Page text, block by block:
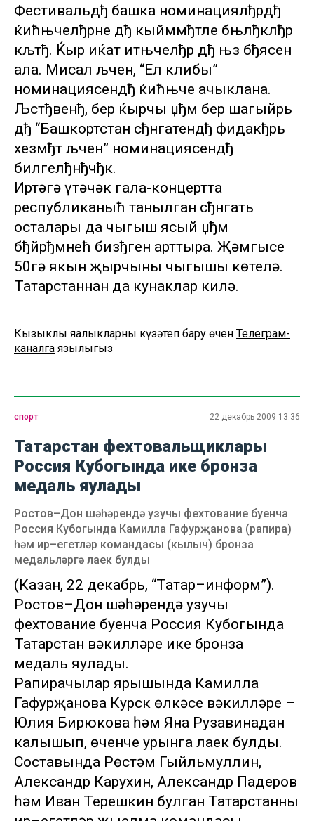
Фестивальдђ башка номинациялђрдђ
ќићњчелђрне дђ кыйммђтле бњлђклђр
кљтђ. Ќыр иќат итњчелђр дђ њз бђясен
ала. Мисал љчен, “Ел клибы”
номинациясендђ ќићњче ачыклана.
Љстђвенђ, бер ќырчы џђм бер шагыйрь
дђ “Башкортстан сђнгатендђ фидакђрь
хезмђт љчен” номинациясендђ
билгелђнђчђк.
Иртәгә үтәчәк гала-концертта
республиканыћ танылган сђнгать
осталары да чыгыш ясый џђм
бђйрђмнећ бизђген арттыра. Җәмгысе
50гә якын җырчының чыгышы көтелә.
Татарстаннан да кунаклар килә.
Кызыклы яңалыкларны күзәтеп бару өчен Телеграм-
каналга язылыгыз
спорт 22 декабрь 2009 13:36
Татарстан фехтовальщиклары
Россия Кубогында ике бронза
медаль яулады
Ростов–Дон шәһәрендә узучы фехтование буенча
Россия Кубогында Камилла Гафурҗанова (рапира)
һәм ир–егетләр командасы (кылыч) бронза
медальләргә лаек булды
(Казан, 22 декабрь, “Татар–информ”).
Ростов–Дон шәһәрендә узучы
фехтование буенча Россия Кубогында
Татарстан вәкилләре ике бронза
медаль яулады.
Рапирачылар ярышында Камилла
Гафурҗанова Курск өлкәсе вәкилләре –
Юлия Бирюкова һәм Яна Рузавинадан
калышып, өченче урынга лаек булды.
Составында Рөстәм Гыйльмуллин,
Александр Карухин, Александр Падеров
һәм Иван Терешкин булган Татарстанның